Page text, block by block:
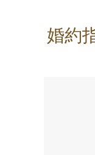
婚約